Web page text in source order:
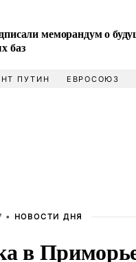
меморандум о
баз
ПУТИН ЕВРОСОЮЗ
• НОВОСТИ ДНЯ
в